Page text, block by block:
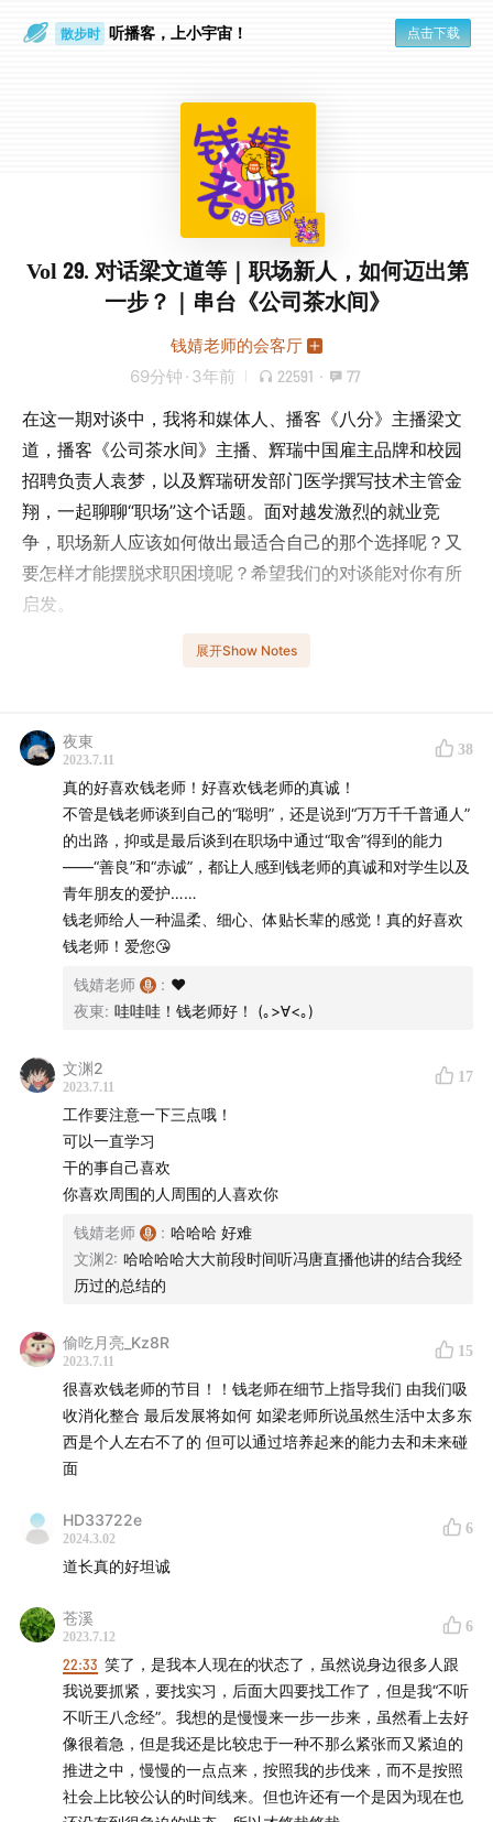
散步时 听播客，上小宇宙！ 点击下载
Vol 29. 对话梁文道等｜职场新人，如何迈出第
一步？｜串台《公司茶水间》
钱婧老师的会客厅
69分钟 · 3年前 22591 · 77
在这一期对谈中，我将和媒体人、播客《八分》主播梁文
道，播客《公司茶水间》主播、辉瑞中国雇主品牌和校园
招聘负责人袁梦，以及辉瑞研发部门医学撰写技术主管金
翔，一起聊聊“职场”这个话题。面对越发激烈的就业竞
争，职场新人应该如何做出最适合自己的那个选择呢？又
要怎样才能摆脱求职困境呢？希望我们的对谈能对你有所
启发。
在本期音频中，将聊到下边的一些问题：
职业生涯规划是必要的吗？
怎样看待“学历通胀”这个现象？
要从哪里去寻求职场安全感呢？
应该怎样辨别成长带来的不舒适感？
工作的意义感在哪里？
那些出色的年轻人身上有怎样的共性和能力？
四刷畅销书《学术咸鱼自救指南》新鲜出炉。本硕博科
研、人际入门一本通。陪着你，走过一岸又一岸。
职场书正在撰写中，欢迎职场人关注。
微信扫码加入听友群（微信号：Xiaoxiongpang123），
注明本硕博学生或职场人，群内不定时抽取书籍等小礼
物，快来一起互动吧!
展开Show Notes
夜東
2023.7.11
38
真的好喜欢钱老师！好喜欢钱老师的真诚！
不管是钱老师谈到自己的“聪明”，还是说到“万万千千普通人”
的出路，抑或是最后谈到在职场中通过“取舍”得到的能力
——“善良”和“赤诚”，都让人感到钱老师的真诚和对学生以及
青年朋友的爱护……
钱老师给人一种温柔、细心、体贴长辈的感觉！真的好喜欢
钱老师！爱您😘
钱婧老师 : ❤️
夜東: 哇哇哇！钱老师好！ (｡>∀<｡)
文渊2
2023.7.11
17
工作要注意一下三点哦！
可以一直学习
干的事自己喜欢
你喜欢周围的人周围的人喜欢你
钱婧老师 : 哈哈哈 好难
文渊2: 哈哈哈哈大大前段时间听冯唐直播他讲的结合我经
历过的总结的
偷吃月亮_Kz8R
2023.7.11
15
很喜欢钱老师的节目！！钱老师在细节上指导我们 由我们吸
收消化整合 最后发展将如何 如梁老师所说虽然生活中太多东
西是个人左右不了的 但可以通过培养起来的能力去和未来碰
面
HD33722e
2024.3.02
6
道长真的好坦诚
苍溪
2023.7.12
6
22:33 笑了，是我本人现在的状态了，虽然说身边很多人跟
我说要抓紧，要找实习，后面大四要找工作了，但是我“不听
不听王八念经”。我想的是慢慢来一步一步来，虽然看上去好
像很着急，但是我还是比较忠于一种不那么紧张而又紧迫的
推进之中，慢慢的一点点来，按照我的步伐来，而不是按照
社会上比较公认的时间线来。但也许还有一个是因为现在也